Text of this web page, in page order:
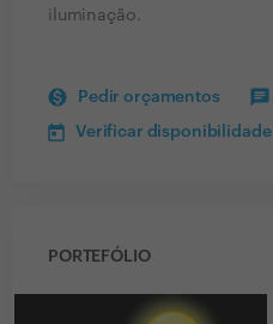
iluminação.
Pedir orçamentos
Verificar disponibilidade
PORTEFÓLIO